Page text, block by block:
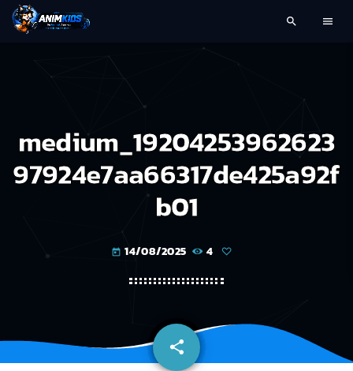
search menu
medium_19204253962623
97924e7aa66317de425a92f
b01
today 14/08/2025 4
share
email